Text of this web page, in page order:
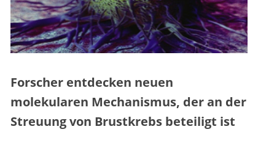
Forscher entdecken neuen
molekularen Mechanismus, der an der
Streuung von Brustkrebs beteiligt ist